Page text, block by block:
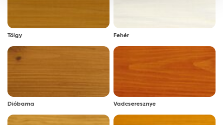
Tölgy Fehér
Dióbarna Vadcseresznye